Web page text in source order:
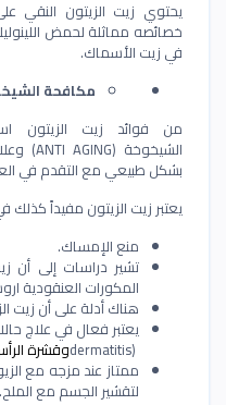
يحتوي زيت الزيتون النقي
في زيت الأسماك.
مكافحة
من فوائد زيت الزيتون
الشيخوخة (ANTI AGING)
بشكل طبيعي مع التقدم في
يعتبر زيت الزيتون مفيداً كذلك
منع الإمساك.
تشير دراسات إلى أن
المكورات العنقودية
هناك أدلة على أن زيت
يعتبر فعال في علاج
dermatitis)وقشرة
ممتاز عند مزجه مع
لتقشير الجسم مع الملح.